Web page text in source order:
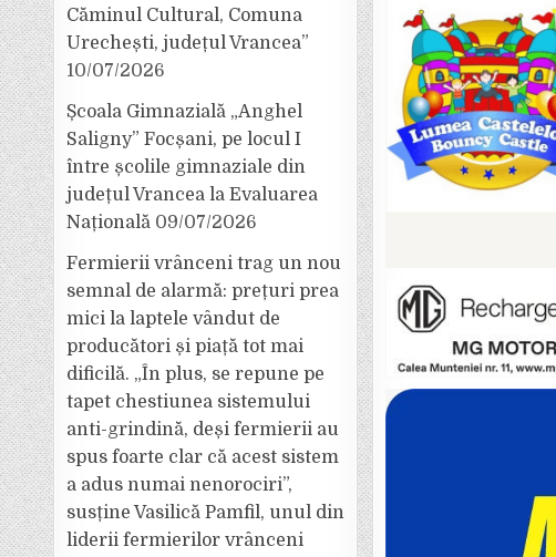
Căminul Cultural, Comuna
Urechești, județul Vrancea”
10/07/2026
Școala Gimnazială „Anghel
Saligny” Focșani, pe locul I
între școlile gimnaziale din
județul Vrancea la Evaluarea
Națională 09/07/2026
Fermierii vrânceni trag un nou
semnal de alarmă: prețuri prea
mici la laptele vândut de
producători și piață tot mai
dificilă. „În plus, se repune pe
tapet chestiunea sistemului
anti-grindină, deși fermierii au
spus foarte clar că acest sistem
a adus numai nenorociri”,
susține Vasilică Pamfil, unul din
liderii fermierilor vrânceni